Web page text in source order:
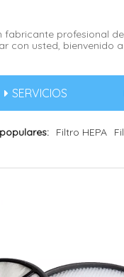
fabricante profesional
con usted, bienvenido
SERVICIOS
Filtro HEPA